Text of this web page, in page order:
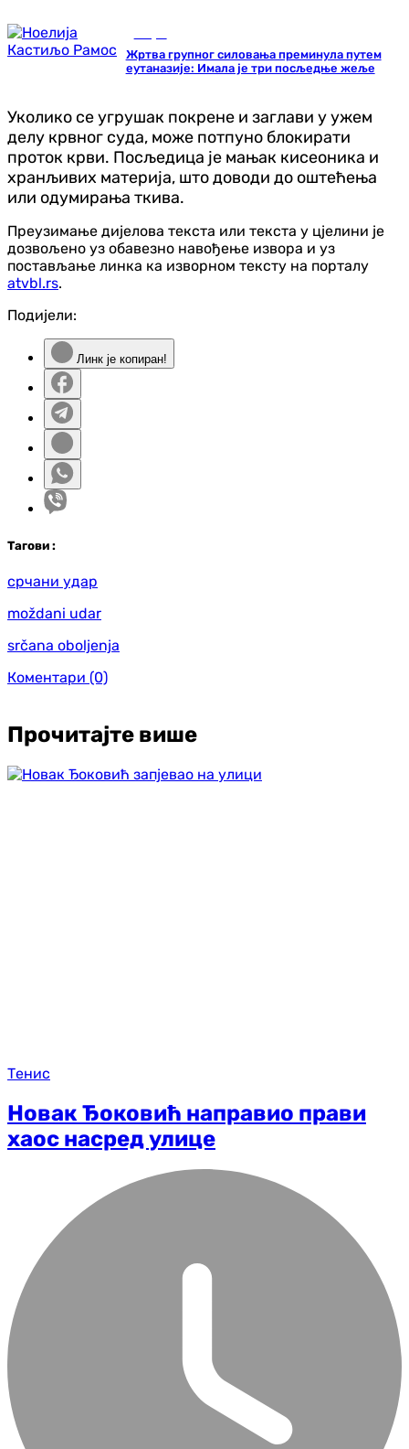
Жртва групног силовања преминула путем
еутаназије: Имала је три посљедње жеље
Уколико се угрушак покрене и заглави у ужем
делу крвног суда, може потпуно блокирати
проток крви. Посљедица је мањак кисеоника и
хранљивих материја, што доводи до оштећења
или одумирања ткива.
Преузимање дијелова текста или текста у цјелини је
дозвољено уз обавезно навођење извора и уз
постављање линка ка изворном тексту на порталу
atvbl.rs.
Подијели:
Линк је копиран!
Тагови :
срчани удар
moždani udar
srčana oboljenja
Коментари (0)
Прочитајте више
Тенис
Новак Ђоковић направио прави
хаос насред улице